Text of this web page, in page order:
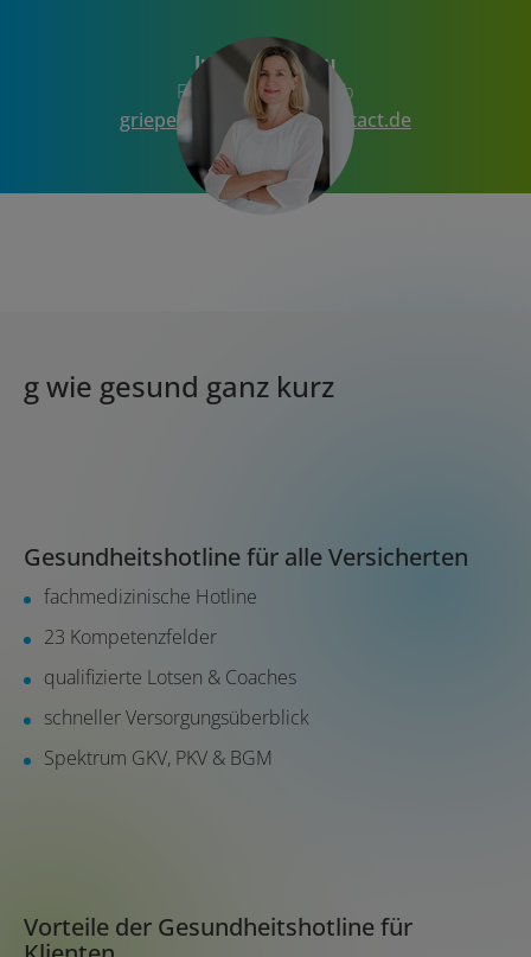
Iris Griepernau
Fachbereich Vertrieb
griepernaui
@medical-contact.de
g wie gesund ganz kurz
Gesundheitshotline für alle Versicherten
fachmedizinische Hotline
23 Kompetenzfelder
qualifizierte Lotsen & Coaches
schneller Versorgungsüberblick
Spektrum GKV, PKV & BGM
Vorteile der Gesundheitshotline für